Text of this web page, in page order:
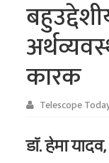
कारक
Telescope
डॉ. हेमा